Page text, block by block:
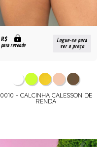
R$
para revenda
Logue-se para
ver o preço
0010 - CALCINHA CALESSON DE
RENDA